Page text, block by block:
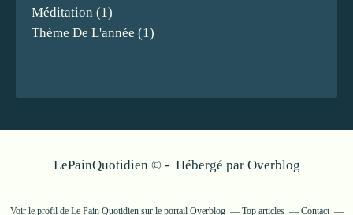
Méditation (1)
Thème De L'année (1)
LePainQuotidien © - Hébergé par Overblog
Voir le profil de Le Pain Quotidiensur le portail Overblog Top articles Contact